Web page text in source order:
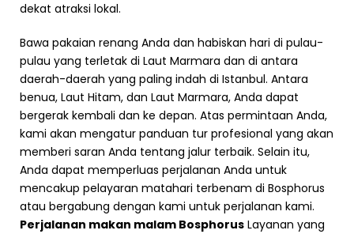
dekat atraksi lokal.
Bawa pakaian renang Anda dan habiskan hari di pulau-
pulau yang terletak di Laut Marmara dan di antara
daerah-daerah yang paling indah di Istanbul. Antara
benua, Laut Hitam, dan Laut Marmara, Anda dapat
bergerak kembali dan ke depan. Atas permintaan Anda,
kami akan mengatur panduan tur profesional yang akan
memberi saran Anda tentang jalur terbaik. Selain itu,
Anda dapat memperluas perjalanan Anda untuk
mencakup pelayaran matahari terbenam di Bosphorus
atau bergabung dengan kami untuk perjalanan kami.
Perjalanan makan malam Bosphorus Layanan yang